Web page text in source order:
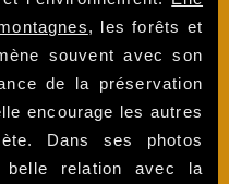
, les forêts et
souvent avec son
de la préservation
encourage les autres
Dans ses photos
relation avec la